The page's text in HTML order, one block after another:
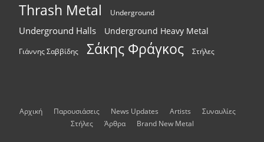
Thrash Metal Underground
Underground Halls Underground Heavy Metal
Γιάννης Σαββίδης Σάκης Φράγκος Στήλες
Αρχική Παρουσιάσεις News Updates Artists
Συναυλίες
Στήλες
Άρθρα Brand New Metal